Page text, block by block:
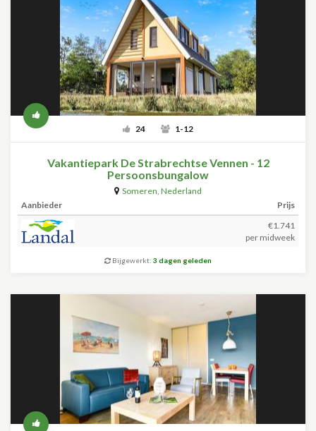
24 1-12
Vakantiepark De Strabrechtse Vennen - 12
Persoonsbungalow
Someren, Nederland
Aanbieder
Prijs
€1.741
per midweek
Bijgewerkt: 3 dagen geleden